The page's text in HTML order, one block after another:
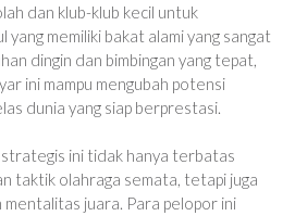
dan klub-klub kecil untuk
yang memiliki bakat alami yang sangat
dingin dan bimbingan yang tepat,
ini mampu mengubah potensi
dunia yang siap berprestasi.
ini tidak hanya terbatas
taktik olahraga semata, tetapi juga
mentalitas juara. Para pelopor ini